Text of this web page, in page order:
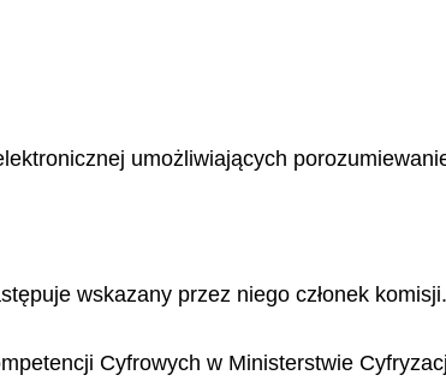
umożliwiających
wskazany przez niego członek komisji.
Cyfrowych w Ministerstwie